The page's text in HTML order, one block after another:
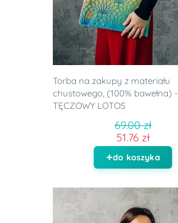
Torba na zakupy z materiału
chustowego, (100% bawełna) -
TĘCZOWY LOTOS
69.00 zł
51.76 zł
do koszyka